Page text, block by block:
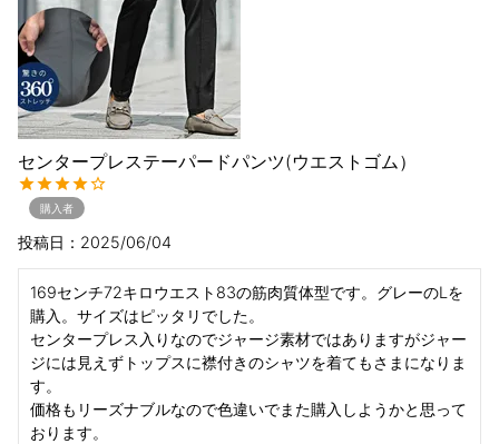
センタープレステーパードパンツ(ウエストゴム）
購入者
投稿日 2025/06/04
169センチ72キロウエスト83の筋肉質体型です。グレーのLを
購入。サイズはピッタリでした。
センタープレス入りなのでジャージ素材ではありますがジャー
ジには見えずトップスに襟付きのシャツを着てもさまになりま
す。
価格もリーズナブルなので色違いでまた購入しようかと思って
おります。